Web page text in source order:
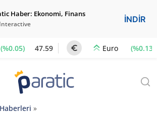
Haber: Ekonomi, Finans
Interactive İNDİR
(%0.05) 47.59 Euro (%0.13)
»